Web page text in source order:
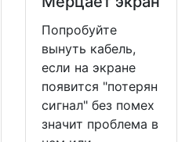
Попробуйте
вынуть кабель,
если на экране
появится "потерян
сигнал" без помех
значит проблема в